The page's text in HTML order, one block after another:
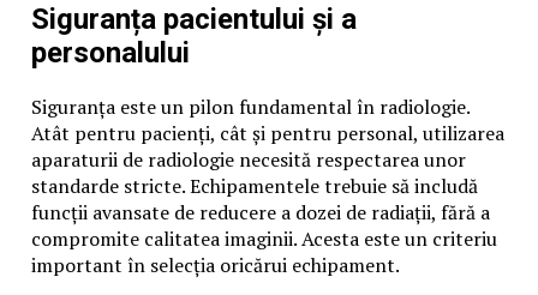
Siguranța pacientului și a
personalului
Siguranța este un pilon fundamental în radiologie.
Atât pentru pacienți, cât și pentru personal, utilizarea
aparaturii de radiologie necesită respectarea unor
standarde stricte. Echipamentele trebuie să includă
funcții avansate de reducere a dozei de radiații, fără a
compromite calitatea imaginii. Acesta este un criteriu
important în selecția oricărui echipament.